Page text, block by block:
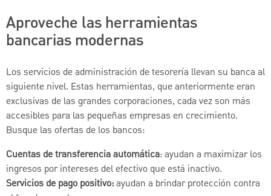
Aproveche las herramientas
bancarias modernas
Los servicios de administración de tesorería llevan su banca al
siguiente nivel. Estas herramientas, que anteriormente eran
exclusivas de las grandes corporaciones, cada vez son más
accesibles para las pequeñas empresas en crecimiento.
Busque las ofertas de los bancos:
Cuentas de transferencia automática: ayudan a maximizar los
ingresos por intereses del efectivo que está inactivo.
Servicios de pago positivo:ayudan a brindar protección contra